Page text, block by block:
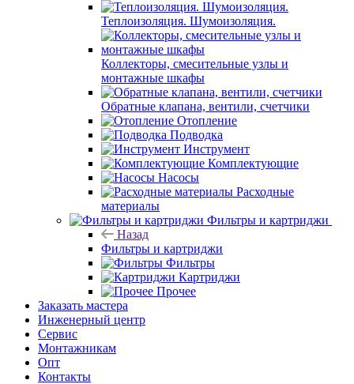
Теплоизоляция. Шумоизоляция.
Коллекторы, смесительные узлы и
монтажные шкафы
Обратные клапана, вентили, счетчики
Отопление
Подводка
Инструмент
Комплектующие
Насосы
Расходные
материалы
Фильтры и картриджи
Назад
Фильтры и картриджи
Фильтры
Картриджи
Прочее
Заказать мастера
Инженерный центр
Сервис
Монтажникам
Опт
Контакты